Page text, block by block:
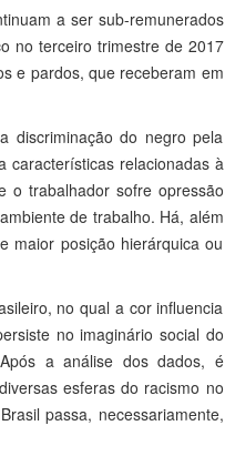
a ser sub-remunerados
no terceiro trimestre de 2017
e pardos, que receberam em
discriminação do negro pela
características relacionadas à
o trabalhador sofre opressão
de trabalho. Há, além
maior posição hierárquica ou
no qual a cor influencia
no imaginário social do
a análise dos dados, é
esferas do racismo no
passa, necessariamente,